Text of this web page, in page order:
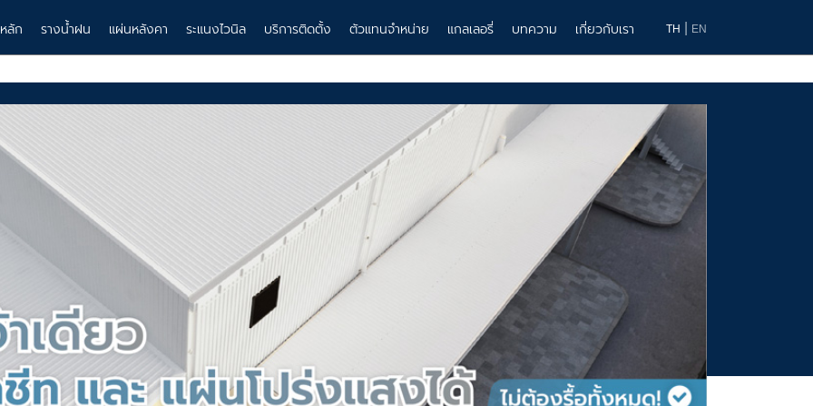
ลัก รางน้ำฝน แผ่นหลังคา ระแนงไวนิล บริการติดตั้ง ตัวแทนจำหน่าย แกลเลอรี่ บทความ เกี่ยวกับเรา TH EN